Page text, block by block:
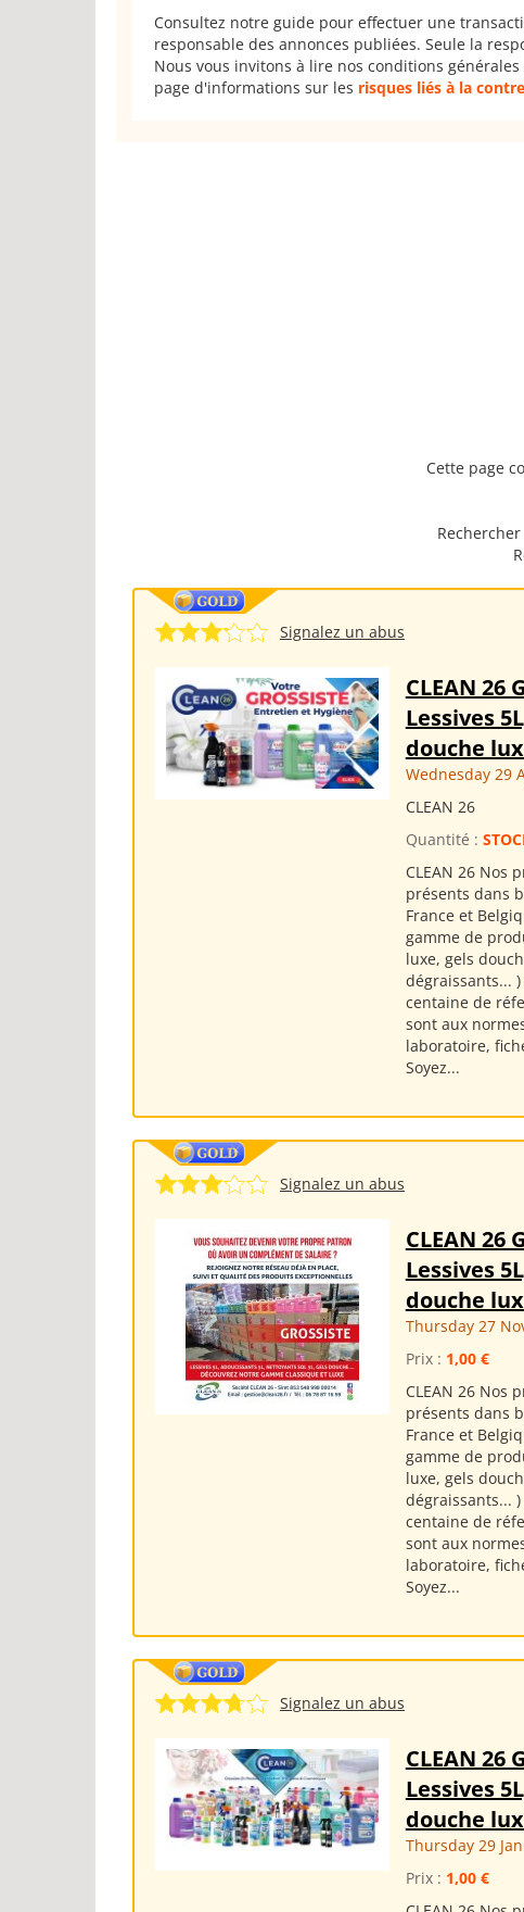
Consultez notre guide pour effectuer une
responsable des annonces publiées. Seule la
Nous vous invitons à lire nos conditions
page d'informations sur les risques liés à la
Cette page
Signalez un abus
CLEAN 26
Lessives
douche
Wednesday 29
CLEAN 26
Quantité :
CLEAN 26 Nos
présents dans
France et
gamme de
luxe, gels
dégraissants...
centaine de
sont aux
laboratoire,
Soyez...
Signalez un abus
CLEAN 26
Lessives
douche
Thursday 27
Prix : 1,00 €
CLEAN 26 Nos
présents dans
France et
gamme de
luxe, gels
dégraissants...
centaine de
sont aux
laboratoire,
Soyez...
Signalez un abus
CLEAN 26
Lessives
douche
Thursday 29
Prix : 1,00 €